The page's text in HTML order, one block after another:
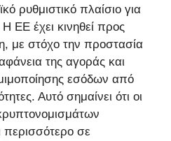
ρυθμιστικό πλαίσιο για
ΕΕ έχει κινηθεί προς
με στόχο την προστασία
της αγοράς και
εσόδων από
Αυτό σημαίνει ότι οι
περισσότερο σε